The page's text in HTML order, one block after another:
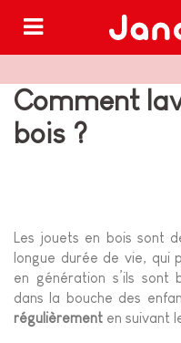
Comment
bois ?
Les jouets en bois sont
longue durée de vie, qui
en génération s’ils sont
dans la bouche des
régulièrement en suivant